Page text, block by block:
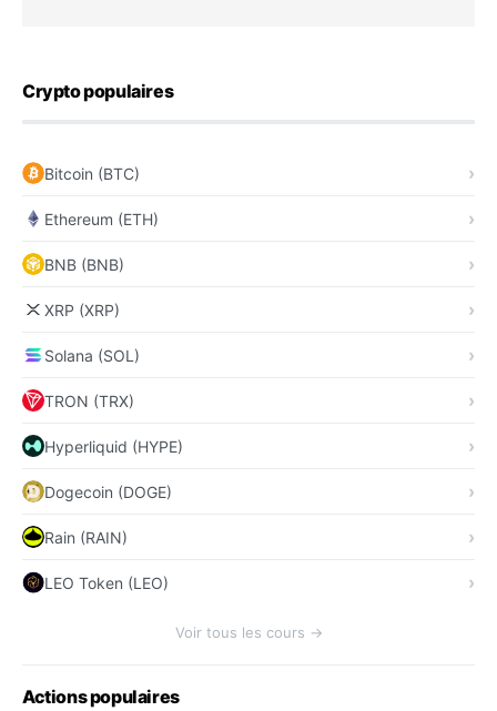
Crypto populaires
Bitcoin (BTC)
Ethereum (ETH)
BNB (BNB)
XRP (XRP)
Solana (SOL)
TRON (TRX)
Hyperliquid (HYPE)
Dogecoin (DOGE)
Rain (RAIN)
LEO Token (LEO)
Voir tous les cours →
Actions populaires